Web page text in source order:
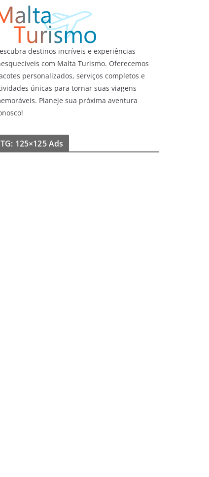
destinos incríveis e experiências
com Malta Turismo. Oferecemos
personalizados, serviços completos e
únicas para tornar suas viagens
Planeje sua próxima aventura
TG: 125×125 Ads